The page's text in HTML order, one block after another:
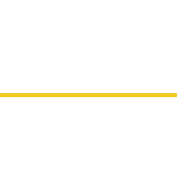
Sok. No3/A Kadıköy İstanbul